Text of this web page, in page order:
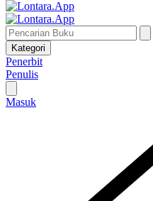
Kategori
Penerbit
Penulis
Masuk